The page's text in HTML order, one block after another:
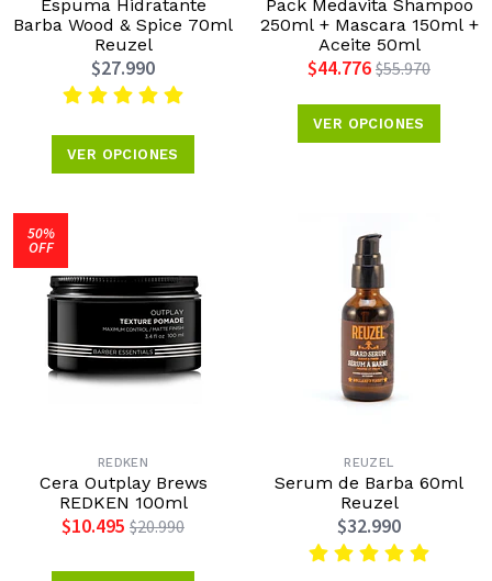
Espuma Hidratante
Barba Wood & Spice 70ml
Reuzel
$27.990
VER OPCIONES
Pack Medavita Shampoo
250ml + Mascara 150ml +
Aceite 50ml
$44.776 $55.970
VER OPCIONES
50%
OFF
REDKEN
Cera Outplay Brews
REDKEN 100ml
$10.495 $20.990
REUZEL
Serum de Barba 60ml
Reuzel
$32.990